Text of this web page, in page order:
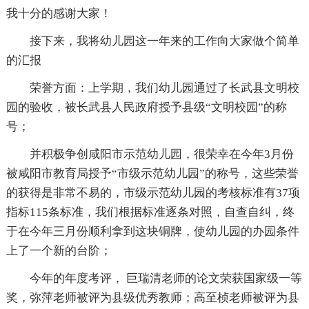
我十分的感谢大家！
接下来，我将幼儿园这一年来的工作向大家做个简单
的汇报
荣誉方面：上学期，我们幼儿园通过了长武县文明校
园的验收，被长武县人民政府授予县级“文明校园”的称
号；
并积极争创咸阳市示范幼儿园，很荣幸在今年3月份
被咸阳市教育局授予“市级示范幼儿园”的称号，这些荣誉
的获得是非常不易的，市级示范幼儿园的考核标准有37项
指标115条标准，我们根据标准逐条对照，自查自纠，终
于在今年三月份顺利拿到这块铜牌，使幼儿园的办园条件
上了一个新的台阶；
今年的年度考评， 巨瑞清老师的论文荣获国家级一等
奖，弥萍老师被评为县级优秀教师；高至桢老师被评为县